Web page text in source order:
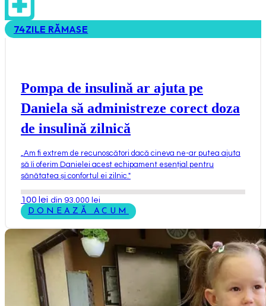
74ZILE RĂMASE
Pompa de insulină ar ajuta pe
Daniela să administreze corect doza
de insulină zilnică
Am fi extrem de recunoscători dacă cineva ne-ar putea ajuta
să îi oferim Danielei acest echipament esențial pentru
sănătatea și confortul ei zilnic. "
100 lei din 93.000 lei
DONEAZĂ ACUM